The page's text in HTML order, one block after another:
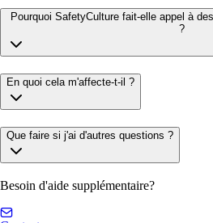
Pourquoi SafetyCulture fait-elle appel à
?
En quoi cela m'affecte-t-il ?
Que faire si j'ai d'autres questions ?
Besoin d'aide supplémentaire?